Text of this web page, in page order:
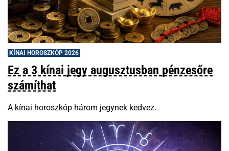
KÍNAI HOROSZKÓP 2026
Ez a 3 kínai jegy augusztusban pénzesőre
számíthat
A kínai horoszkóp három jegynek kedvez.